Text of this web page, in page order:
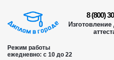
8 (800)
Режим работы
ежедневно: с 10 до 22